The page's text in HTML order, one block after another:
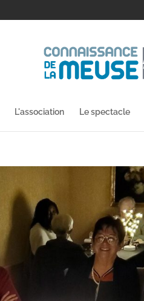
L'association Le spectacle